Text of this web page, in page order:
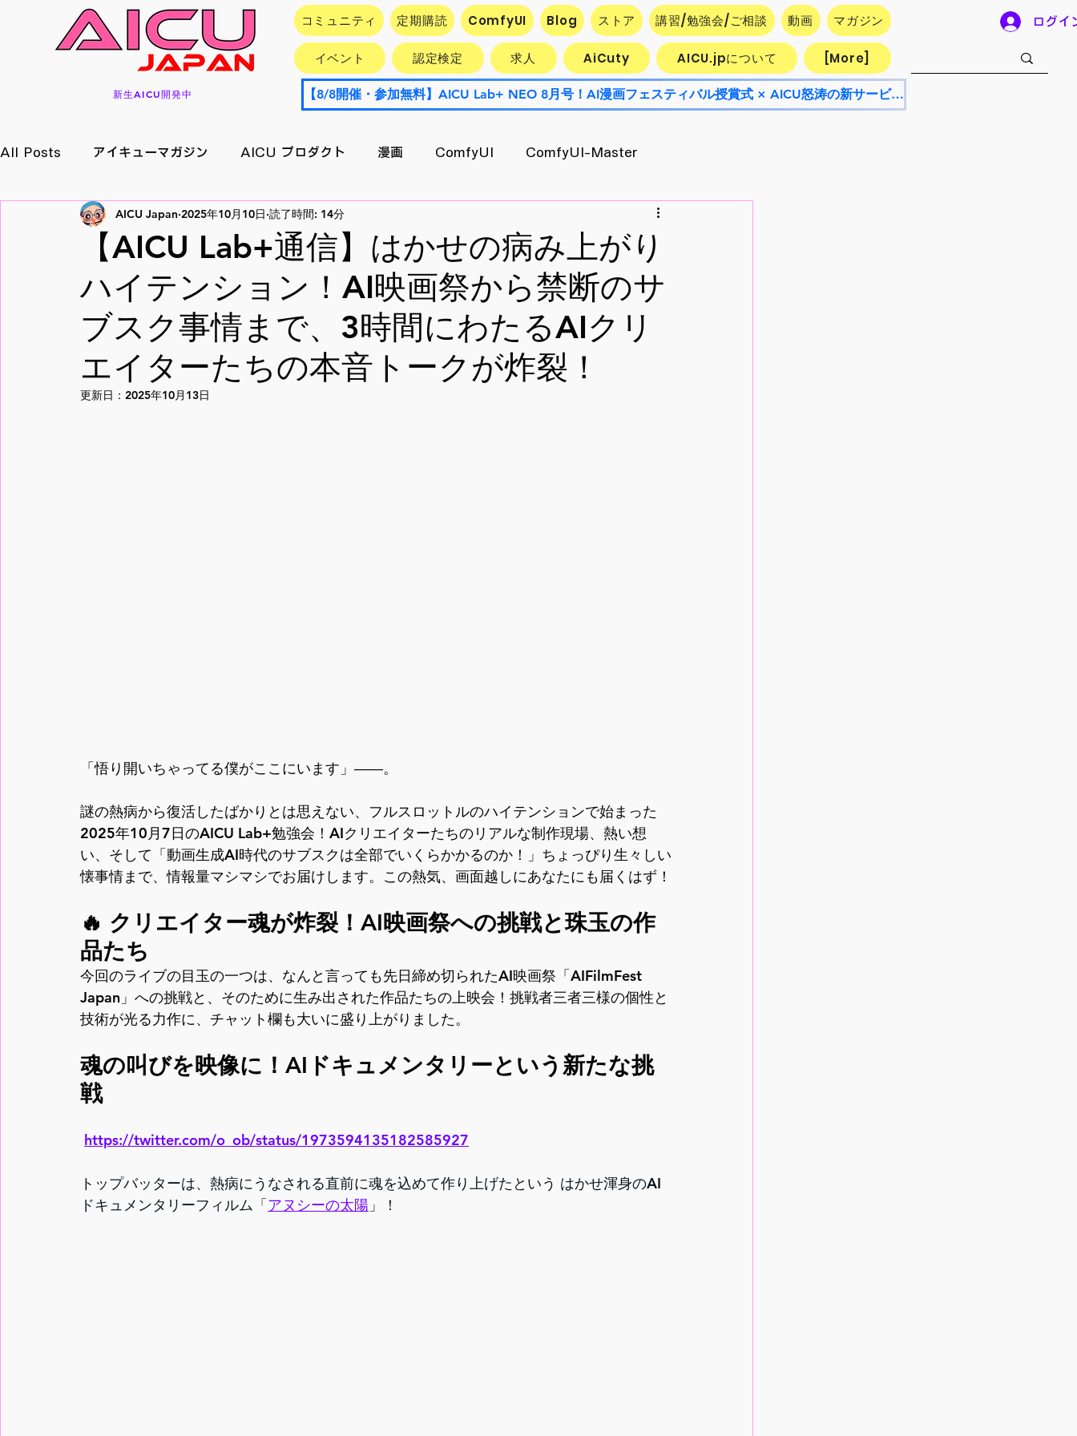
新生AICU開発中
コミュニティ 定期購読 ComfyUI Blog ストア 講習/勉強会/ご相談 動画 マガジン
イベント 認定検定 求人 AiCuty AICU.jpについて [More]
【8/8開催・参加無料】AICU Lab+ NEO 8月号！AI漫画フェスティバル授賞式 × AICU怒涛の新サービス発表会
ログイ
All Posts アイキューマガジン AICU プロダクト 漫画 ComfyUI ComfyUI-Master
イベント情報 アプリ/サービス Research エクスポート
メイキング 月刊好アクセス StableDiffusion AI活用企業最前線 キャラ開発
【AICU Lab+通信】はかせの病み上がり
ハイテンション！AI映画祭から禁断のサ
ブスク事情まで、3時間にわたるAIクリ
エイターたちの本音トークが炸裂！
AICU Japan 2025年10月10日 読了時間: 14分
更新日： 2025年10月13日
「悟り開いちゃってる僕がここにいます」――。
謎の熱病から復活したばかりとは思えない、フルスロットルのハイテンションで始まった
2025年10月7日のAICU Lab+勉強会！AIクリエイターたちのリアルな制作現場、熱い想
い、そして「動画生成AI時代のサブスクは全部でいくらかかるのか！」ちょっぴり生々しい
懐事情まで、情報量マシマシでお届けします。この熱気、画面越しにあなたにも届くはず！
🔥 クリエイター魂が炸裂！AI映画祭への挑戦と珠玉の作
品たち
今回のライブの目玉の一つは、なんと言っても先日締め切られたAI映画祭「AIFilmFest
Japan」への挑戦と、そのために生み出された作品たちの上映会！挑戦者三者三様の個性と
技術が光る力作に、チャット欄も大いに盛り上がりました。
魂の叫びを映像に！AIドキュメンタリーという新たな挑
戦
https://twitter.com/o_ob/status/1973594135182585927
トップバッターは、熱病にうなされる直前に魂を込めて作り上げたという はかせ渾身のAI
ドキュメンタリーフィルム「アヌシーの太陽 」！